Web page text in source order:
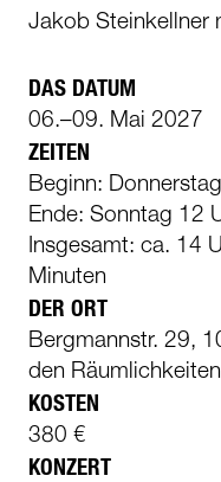
Jakob Steinkellner
DAS DATUM
06.–09. Mai 2027
ZEITEN
Beginn:
Ende: Sonntag 12
Insgesamt: ca. 14
Minuten
DER ORT
Bergmannstr. 29,
den
KOSTEN
380 €
KONZERT